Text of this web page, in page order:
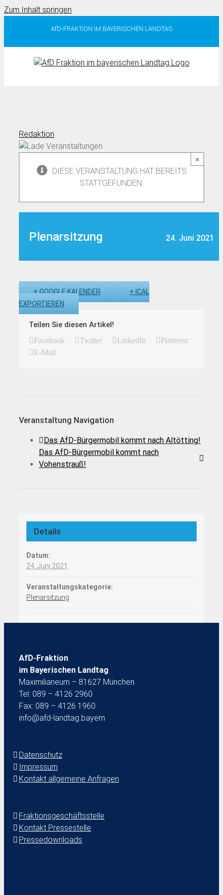
Zum Inhalt springen
AfD-FRAKTION IM BAYERISCHEN LANDTAG
Redaktion
×
DIESE VERANSTALTUNG HAT BEREITS
STATTGEFUNDEN.
Plenarsitzung 24. Juni 2021
+ GOOGLE KALENDER
+ ICAL
EXPORTIEREN
Teilen Sie diesen Artikel!
Facebook Twitter LinkedIn
Pinterest
E-Mail
Veranstaltung Navigation
Das AfD-Bürgermobil kommt nach Altötting!
Das AfD-Bürgermobil kommt nach
Vohenstrauß!
Details
Datum:
24. Juni 2021
Veranstaltungskategorie:
Plenarsitzung
AfD-Fraktion
im Bayerischen Landtag
Maximilianeum – 81627 München
Tel: 089 – 4126 2960
Fax: 089 – 4126 1960
info@afd-landtag.bayern
Datenschutz
Impressum
Kontakt allgemeine Anfragen
Fraktionsgeschäftsstelle
Kontakt Pressestelle
Pressedownloads